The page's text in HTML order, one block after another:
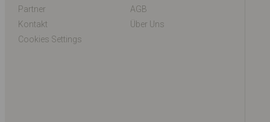
Partner
AGB
Kontakt
Über Uns
Cookies Settings